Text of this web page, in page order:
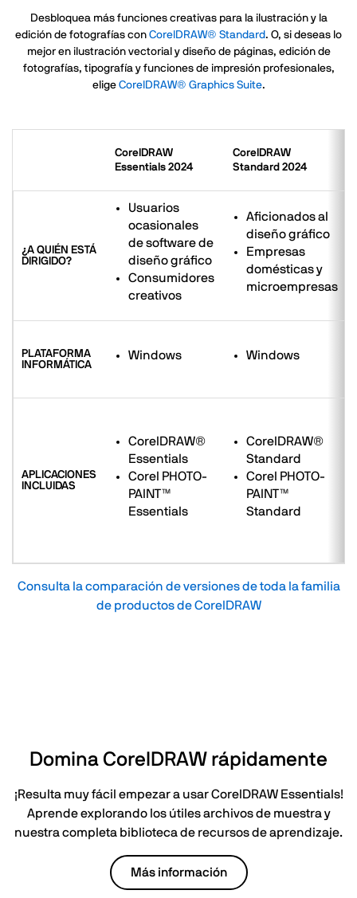
Desbloquea más funciones creativas para la ilustración y la
edición de fotografías con CorelDRAW® Standard. O, si deseas lo
mejor en ilustración vectorial y diseño de páginas, edición de
fotografías, tipografía y funciones de impresión profesionales,
elige CorelDRAW® Graphics Suite.
CorelDRAW
Essentials 2024
CorelDRAW
Standard 2024
¿A QUIÉN ESTÁ
DIRIGIDO?
Usuarios
ocasionales
de software de
diseño gráfico
Consumidores
creativos
Aficionados al
diseño gráfico
Empresas
domésticas y
microempresas
PLATAFORMA
INFORMÁTICA
Windows Windows
APLICACIONES
INCLUIDAS
CorelDRAW®
Essentials
Corel PHOTO-
PAINT™
Essentials
CorelDRAW®
Standard
Corel PHOTO-
PAINT™
Standard
Consulta la comparación de versiones de toda la familia
de productos de CorelDRAW
Domina CorelDRAW rápidamente
¡Resulta muy fácil empezar a usar CorelDRAW Essentials!
Aprende explorando los útiles archivos de muestra y
nuestra completa biblioteca de recursos de aprendizaje.
Más información